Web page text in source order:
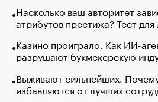
Насколько ваш авторитет
атрибутов престижа? Тест
Казино проиграло. Как ИИ-
разрушают букмекерскую
Выживают сильнейших.
избавляются от лучших